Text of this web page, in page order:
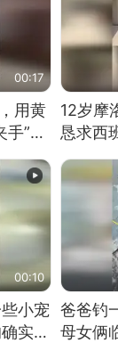
00:17
用黄
手”，
12岁摩
恳求西
00:10
小宠
实有
爸爸钓
母女俩